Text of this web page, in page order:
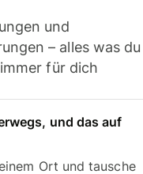
und
– alles was du
für dich
und das auf
Ort und tausche